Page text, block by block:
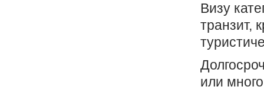
Визу
транзит,
или